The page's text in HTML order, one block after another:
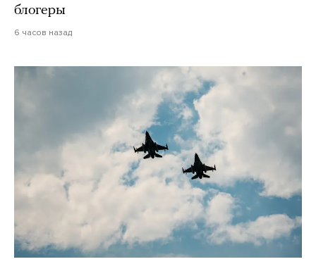
блогеры
6 часов назад